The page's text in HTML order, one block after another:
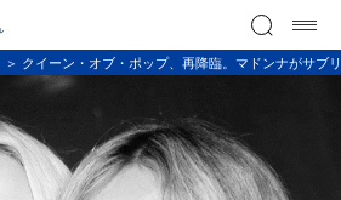
クイーン・オブ・ポップ、再降臨。マドンナがサブ